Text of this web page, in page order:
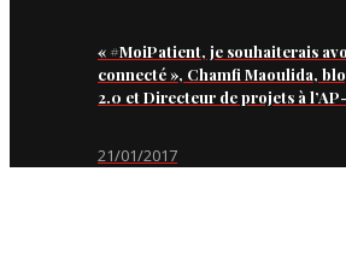
« #MoiPatient, je souhaiterais
connecté », Chamfi Maoulida,
2.0 et Directeur de projets à
21/01/2017